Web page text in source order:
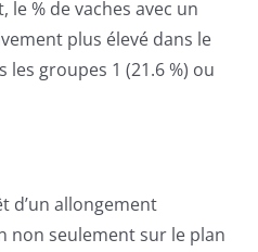
% de vaches avec un
plus élevé dans le
les groupes 1 (21.6 %) ou
d’un allongement
non seulement sur le plan